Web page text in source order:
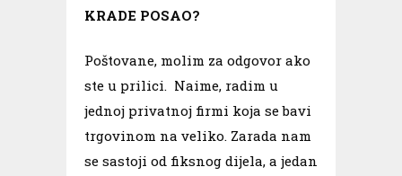
KRADE POSAO?
Poštovane, molim za odgovor ako
ste u prilici. Naime, radim u
jednoj privatnoj firmi koja se bavi
trgovinom na veliko. Zarada nam
se sastoji od fiksnog dijela, a jedan